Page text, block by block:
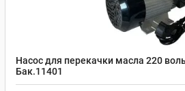
Насос для перекачки масла 220
Бак.11401